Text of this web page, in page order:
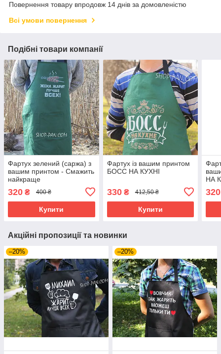
Повернення товару впродовж 14 днів за домовленістю
Всі умови повернення
Подібні товари компанії
Фартух зелений (саржа) з
вашим принтом - Смажить
найкраще
320 ₴ 400 ₴
Купити
Фартух із вашим принтом
БОСС НА КУХНІ
330₴ 412,50 ₴
Купити
НА
320
Акційні пропозиції та новинки
–20% –20%